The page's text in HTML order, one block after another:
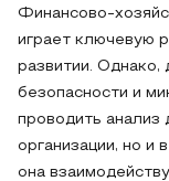
Финансово-
играет ключевую
развитии. Однако,
безопасности и
проводить анализ
организации, но и
она